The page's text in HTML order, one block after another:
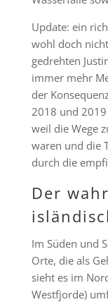
Update: ein
wohl doch
gedrehten
immer mehr
der
2018 und
weil die Wege
waren und die
durch die
Der
Im Süden und
Orte, die als
sieht es im
Westfjorde)